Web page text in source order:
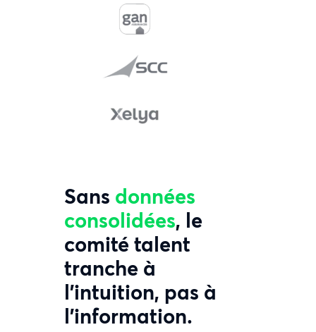
Sans données
consolidées, le
comité talent
tranche à
l’intuition, pas à
l’information.